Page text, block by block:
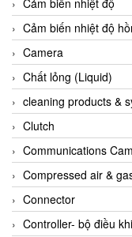
Airtac Vietnam
Airtec Vietnam
AI-Tek Vietnam
Akerstroms Viet Nam
AKO Armaturen &
AKO Armaturen &
AKUSENSE
ALA OFFICINE SPA
Albrecht-Automatik
Cảm biến nhiệt độ
Camera
Chất lỏng (Liquid)
cleaning products &
Clutch
Communications
Compressed air &
Connector
Controller- bộ điều